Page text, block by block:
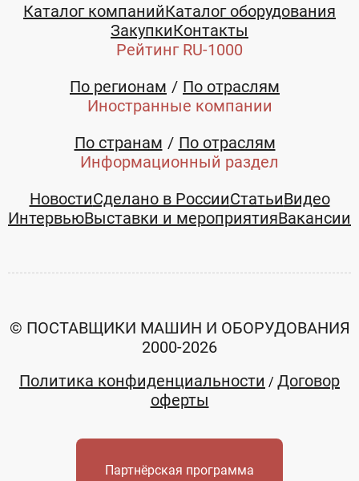
Каталог компанийКаталог оборудования
ЗакупкиКонтакты
Рейтинг RU-1000
По регионам
По отраслям
Иностранные компании
По странам
По отраслям
Информационный раздел
НовостиСделано в РоссииСтатьиВидео
ИнтервьюВыставки и мероприятияВакансии
© ПОСТАВЩИКИ МАШИН И ОБОРУДОВАНИЯ
2000-2026
Политика конфиденциальности / Договор
оферты
Партнёрская программа